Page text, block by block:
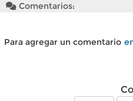
Comentarios:
Para agregar un comentario